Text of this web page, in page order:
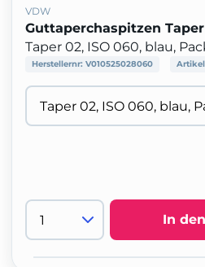
VDW
Guttaperchaspitzen Taper
Taper 02, ISO 060, blau,
Herstellernr: V010525028060
In